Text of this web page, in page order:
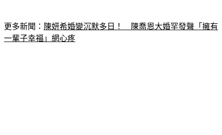
更多新聞： 陳妍希婚變沉默多日！　陳喬恩大婚罕發聲「擁有
一輩子幸福」網心疼